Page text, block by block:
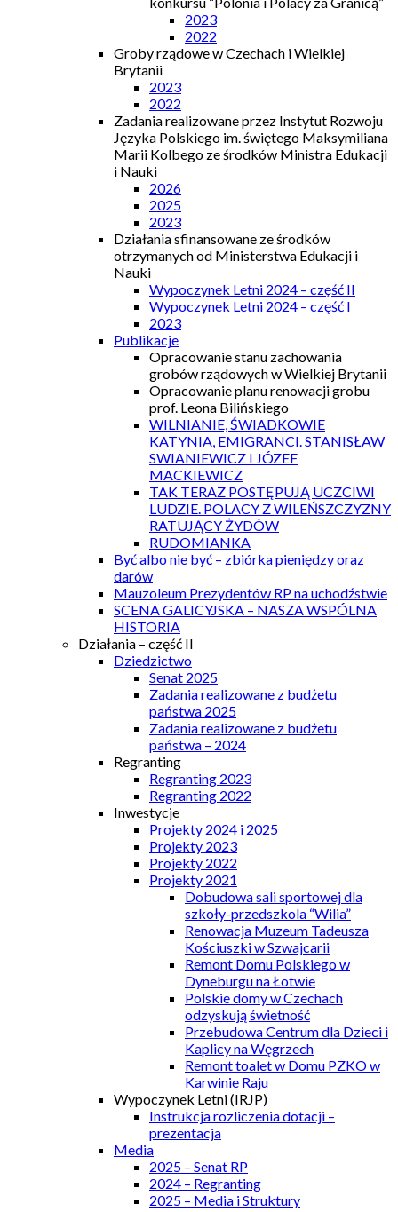
2023
2022
Groby rządowe w Czechach i Wielkiej
Brytanii
2023
2022
Zadania realizowane przez Instytut Rozwoju
Języka Polskiego im. świętego Maksymiliana
Marii Kolbego ze środków Ministra Edukacji
i Nauki
2026
2025
2023
Działania sfinansowane ze środków
otrzymanych od Ministerstwa Edukacji i
Nauki
Wypoczynek Letni 2024 – część II
Wypoczynek Letni 2024 – część I
2023
Publikacje
Opracowanie stanu zachowania
grobów rządowych w Wielkiej Brytanii
Opracowanie planu renowacji grobu
prof. Leona Bilińskiego
WILNIANIE, ŚWIADKOWIE
KATYNIA, EMIGRANCI. STANISŁAW
SWIANIEWICZ I JÓZEF
MACKIEWICZ
TAK TERAZ POSTĘPUJĄ UCZCIWI
LUDZIE. POLACY Z WILEŃSZCZYZNY
RATUJĄCY ŻYDÓW
RUDOMIANKA
Być albo nie być – zbiórka pieniędzy oraz
darów
Mauzoleum Prezydentów RP na uchodźstwie
SCENA GALICYJSKA – NASZA WSPÓLNA
HISTORIA
Działania – część II
Dziedzictwo
Senat 2025
Zadania realizowane z budżetu
państwa 2025
Zadania realizowane z budżetu
państwa – 2024
Regranting
Regranting 2023
Regranting 2022
Inwestycje
Projekty 2024 i 2025
Projekty 2023
Projekty 2022
Projekty 2021
Dobudowa sali sportowej dla
szkoły-przedszkola “Wilia”
Renowacja Muzeum Tadeusza
Kościuszki w Szwajcarii
Remont Domu Polskiego w
Dyneburgu na Łotwie
Polskie domy w Czechach
odzyskują świetność
Przebudowa Centrum dla Dzieci i
Kaplicy na Węgrzech
Remont toalet w Domu PZKO w
Karwinie Raju
Wypoczynek Letni (IRJP)
Instrukcja rozliczenia dotacji –
prezentacja
Media
2025 – Senat RP
2024 – Regranting
2025 – Media i Struktury